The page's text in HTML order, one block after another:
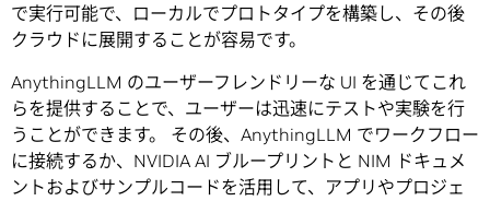
で実行可能で、ローカルでプロトタイプを構築し、その後
クラウドに展開することが容易です。
AnythingLLM のユーザーフレンドリーな UI を通じてこれ
らを提供することで、ユーザーは迅速にテストや実験を行
うことができます。 その後、AnythingLLM でワークフロー
に接続するか、NVIDIA AI ブループリントと NIM ドキュメ
ントおよびサンプルコードを活用して、アプリやプロジェ